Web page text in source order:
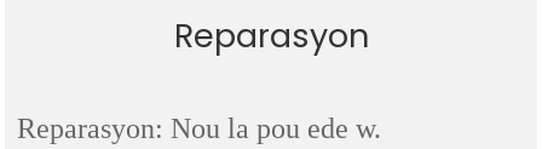
Reparasyon
Reparasyon: Nou la pou ede w.